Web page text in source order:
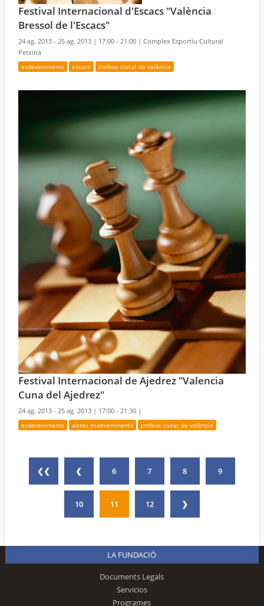
Festival Internacional d'Escacs "València
Bressol de l'Escacs"
24 ag. 2013 - 25 ag. 2013 | 17:00 - 21:00 |Complex Esportiu Cultural
Petxina
esdeveniments escacs trofeus ciutat de valència
Festival Internacional de Ajedrez "Valencia
Cuna del Ajedrez"
24 ag. 2013 - 25 ag. 2013 | 17:00 - 21:30 |
esdeveniments altres esdeveniments trofeus ciutat de valència
❮❮ ❮ 6 7 8 9
10 11 12 ❯
LA FUNDACIÓ
Documents Legals
Servicios
Programes